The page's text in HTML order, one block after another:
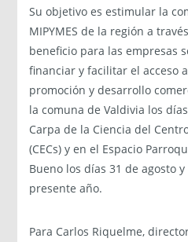
Su objetivo es estimular la
MIPYMES de la región a
beneficio para las empresas
financiar y facilitar el acceso
promoción y desarrollo
la comuna de Valdivia los
Carpa de la Ciencia del
(CECs) y en el Espacio
Bueno los días 31 de agosto
presente año.
Para Carlos Riquelme,